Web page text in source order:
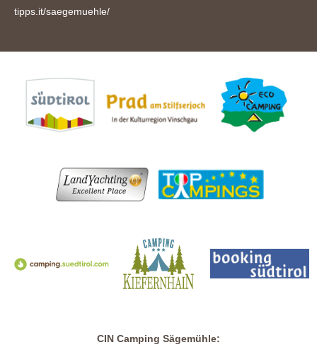
tipps.it/saegemuehle/
CIN Camping Sägemühle: